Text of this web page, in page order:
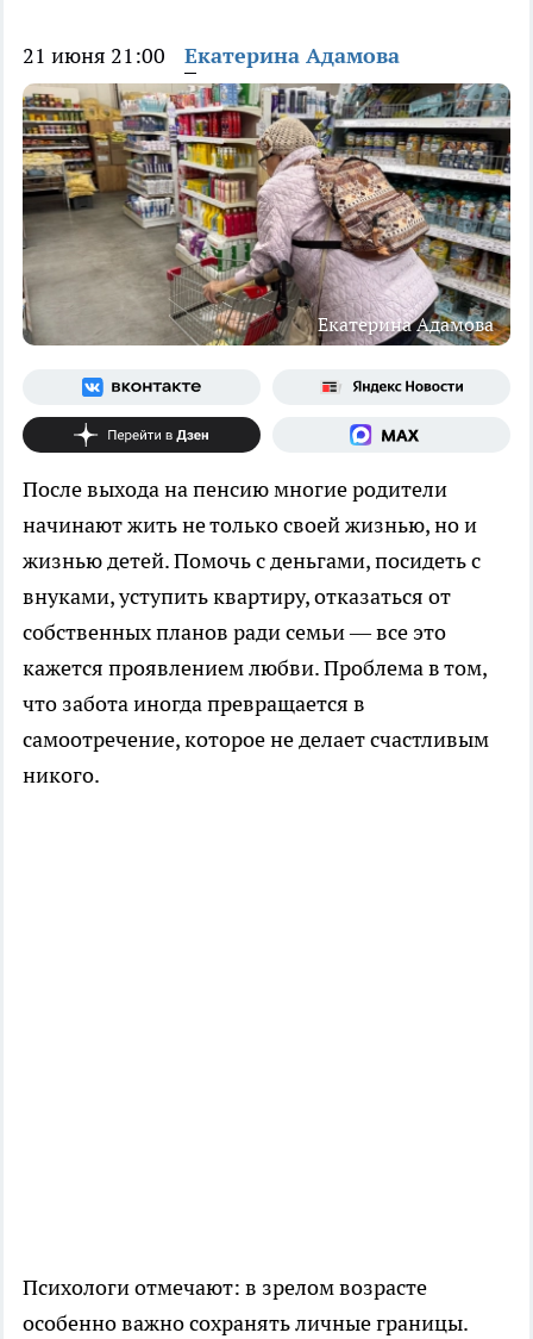
21 июня 21:00 Екатерина Адамова
Екатерина Адамова
После выхода на пенсию многие родители
начинают жить не только своей жизнью, но и
жизнью детей. Помочь с деньгами, посидеть с
внуками, уступить квартиру, отказаться от
собственных планов ради семьи — все это
кажется проявлением любви. Проблема в том,
что забота иногда превращается в
самоотречение, которое не делает счастливым
никого.
Психологи отмечают: в зрелом возрасте
особенно важно сохранять личные границы.